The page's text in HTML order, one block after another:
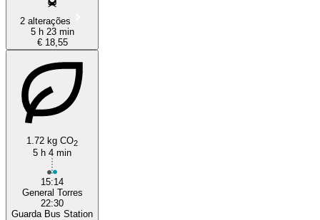
2 alterações
5 h 23 min
€ 18,55
1.72 kg CO2
5 h 4 min
15:14
General Torres
22:30
Guarda Bus Station